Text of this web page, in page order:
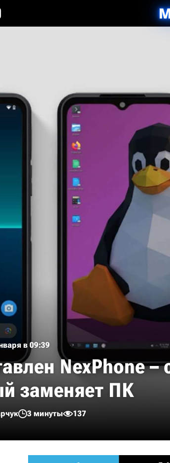
в 09:39
NexPhone
заменяет ПК
3 минуты 137